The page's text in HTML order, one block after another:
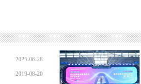
2025-06-28
2019-08-20